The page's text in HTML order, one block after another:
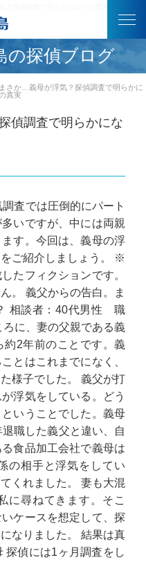
の探偵ブログ
まさか…義母が浮気？探偵調査で明らかに
真実
偵調査で明らかにな
査では圧倒的にパート
いですが、中には両親
す。今回は、義母の浮
ご紹介しましょう。 ※
たフィクションです。
。 義父からの告白。ま
相談者：40代男性 職
に、妻の父親である義
約2年前のことです。義
とはこれまでになく、
様子でした。 義父が打
浮気をしている。どう
いうことでした。義母
職した義父と違い、自
食品加工会社で義母は
の相手と浮気をしてい
くれました。 妻も大混
に尋ねてきます。そこ
ケースを想定して、探
なりました。 結果は真
探偵には1ヶ月調査をし